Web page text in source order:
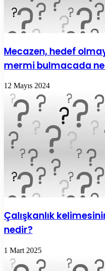
Mecazen, hedef
mermi bulmacada
12 Mayıs 2024
Çalışkanlık
nedir?
1 Mart 2025